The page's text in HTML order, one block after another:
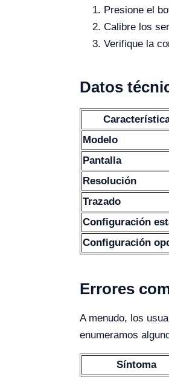
Presione el
Calibre los
Verifique la
Datos
Modelo
Pantalla
Resolución
Trazado
Configuración
Configuración
Errores
A menudo, los
enumeramos
Síntoma